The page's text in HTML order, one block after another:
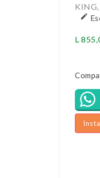
KING,

L